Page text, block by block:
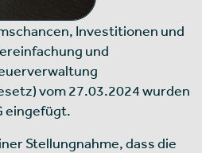
Investitionen und
und
vom 27.03.2024 wurden
eingefügt.
Stellungnahme, dass die